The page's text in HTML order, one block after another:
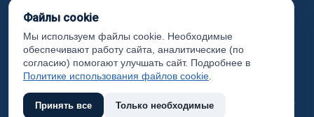
ТИК
ИНФОРМАЦИЯ
Законодательная карта
Карта сайта
Файлы cookie
Мы используем файлы cookie. Необходимые
обеспечивают работу сайта, аналитические (по
согласию) помогают улучшать сайт. Подробнее в
Политике использования файлов cookie
Принять все Только необходимые